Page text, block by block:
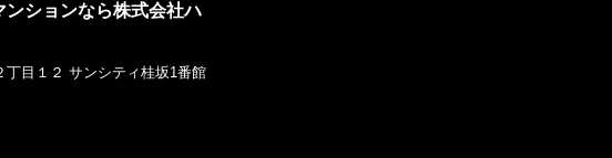
ションなら株式会社ハ
目１２ サンシティ桂坂1番館